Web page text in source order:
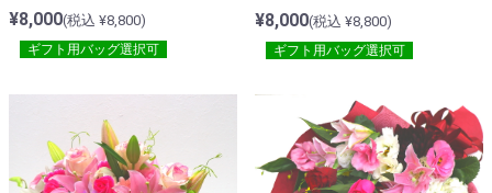
¥8,000(税込 ¥8,800)
ギフト用バッグ選択可
¥8,000(税込 ¥8,800)
ギフト用バッグ選択可